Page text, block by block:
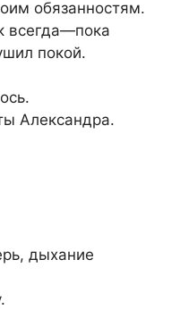
обязанностям.
всегда—пока
покой.
Александра.
дыхание